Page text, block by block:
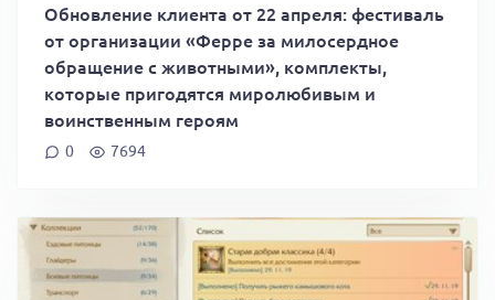
Обновление клиента от 22 апреля: фестиваль
от организации «Ферре за милосердное
обращение с животными», комплекты,
которые пригодятся миролюбивым и
воинственным героям
0 7694